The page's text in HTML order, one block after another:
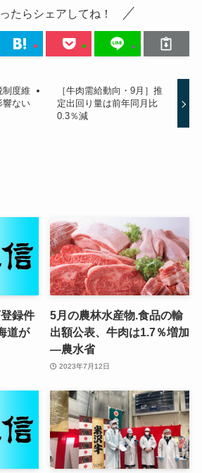
たらシェアしてね！
制度維
響ない
［牛肉需給動向・9月］推
定出回り量は前年同月比
0.3％減
録件
道が
5月の農林水産物.食品の輸
出額公表、牛肉は1.7％増加
—農水省
2023年7月12日